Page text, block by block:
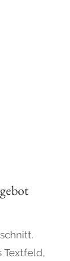
Textfeld,